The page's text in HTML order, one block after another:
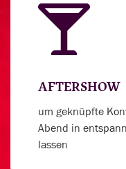
AFTERSHOW
um geknüpfte
Abend in
lassen